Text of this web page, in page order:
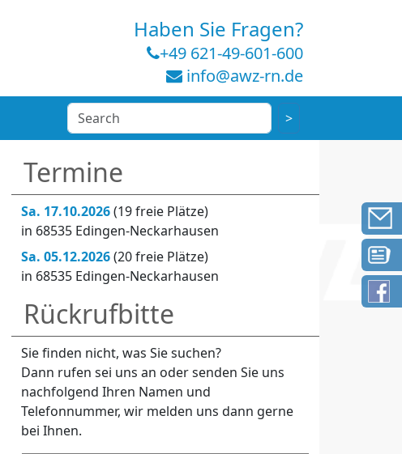
Haben Sie Fragen?
+49 621-49-601-600
info@awz-rn.de
Termine
Sa. 17.10.2026(19 freie Plätze)
in 68535 Edingen-Neckarhausen
Sa. 05.12.2026(20 freie Plätze)
in 68535 Edingen-Neckarhausen
Rückrufbitte
Sie finden nicht, was Sie suchen?
Dann rufen sei uns an oder senden Sie uns
nachfolgend Ihren Namen und
Telefonnummer, wir melden uns dann gerne
bei Ihnen.